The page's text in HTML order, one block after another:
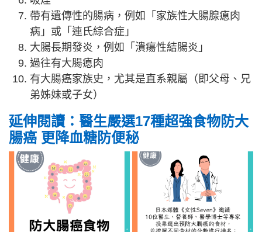
帶有遺傳性的腸病，例如「家族性大腸腺瘜肉
病」或「連氏綜合症」
大腸長期發炎，例如「潰瘍性結腸炎」
過往有大腸瘜肉
有大腸癌家族史，尤其是直系親屬（即父母、兄
弟姊妹或子女）
延伸閱讀：醫生嚴選17種超強食物防大
腸癌 更降血糖防便秘